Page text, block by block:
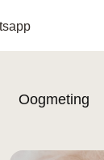
Oogmeting